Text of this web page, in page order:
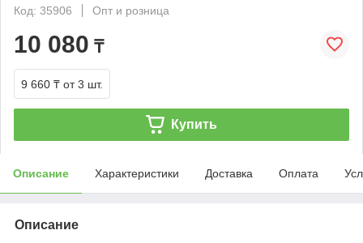
Код: 35906
Опт и розница
10 080 ₸
9 660 ₸ от 3 шт.
Купить
Описание Характеристики Доставка Оплата
Описание